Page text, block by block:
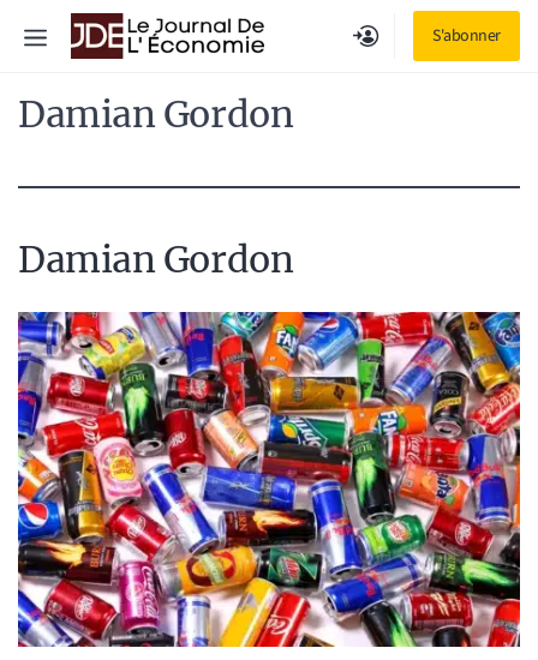
S'abonner
Menu
Damian Gordon
Damian Gordon